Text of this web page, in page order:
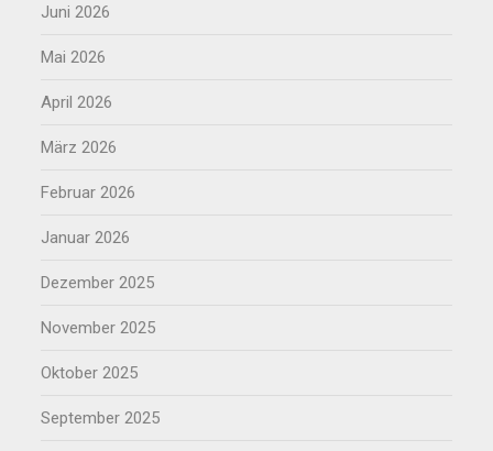
Juni 2026
Mai 2026
April 2026
März 2026
Februar 2026
Januar 2026
Dezember 2025
November 2025
Oktober 2025
September 2025